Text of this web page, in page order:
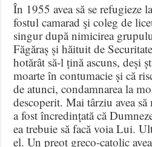
În 1955 avea să se refugieze
fostul camarad şi coleg de
singur după nimicirea
Făgăraș și hăituit de
hotărât să-l țină ascuns, deși
moarte în contumacie și că
de atunci, condamnarea la
descoperit. Mai târziu avea
a fost încredințată că
ea trebuie să facă voia Lui.
el. Un preot greco-catolic